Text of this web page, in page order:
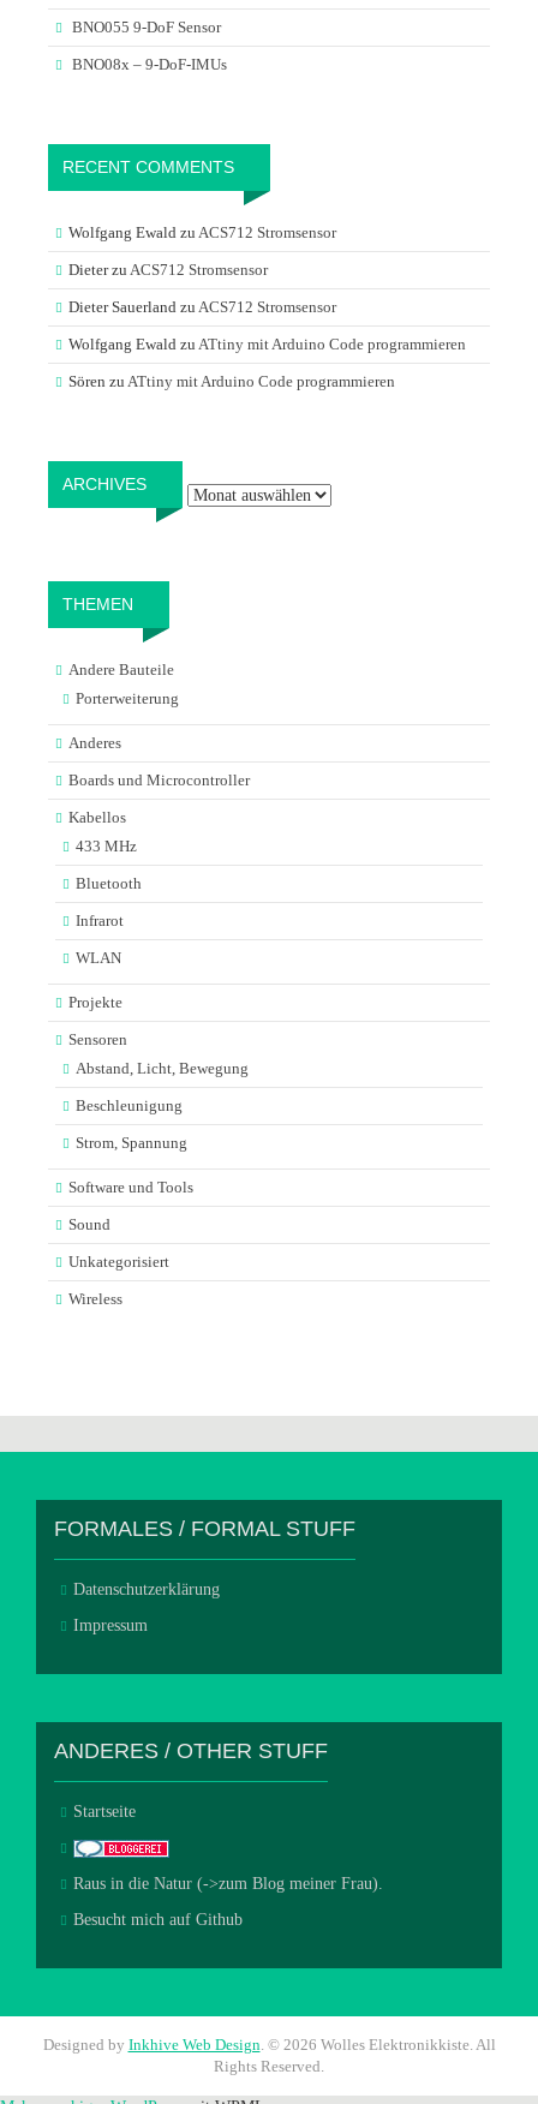
BNO055 9-DoF Sensor
BNO08x – 9-DoF-IMUs
RECENT COMMENTS
Wolfgang Ewald zu ACS712 Stromsensor
Dieterzu ACS712 Stromsensor
Dieter Sauerland zu ACS712 Stromsensor
Wolfgang Ewald zu ATtiny mit Arduino Code programmieren
Sören zu ATtiny mit Arduino Code programmieren
ARCHIVES
THEMEN
Andere Bauteile
Porterweiterung
Anderes
Boards und Microcontroller
Kabellos
433 MHz
Bluetooth
Infrarot
WLAN
Projekte
Sensoren
Abstand, Licht, Bewegung
Beschleunigung
Strom, Spannung
Software und Tools
Sound
Unkategorisiert
Wireless
FORMALES / FORMAL STUFF
Datenschutzerklärung
Impressum
ANDERES / OTHER STUFF
Startseite
Raus in die Natur (->zum Blog meiner Frau).
Besucht mich auf Github
Designed by Inkhive Web Design © 2026 Wolles Elektronikkiste. All
Rights Reserved.